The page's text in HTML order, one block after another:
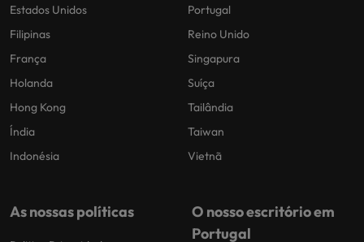
Estados Unidos
Filipinas
França
Holanda
Hong Kong
Índia
Indonésia
Portugal
Reino Unido
Singapura
Suíça
Tailândia
Taiwan
Vietnã
As nossas políticas
O nosso escritório em
Portugal